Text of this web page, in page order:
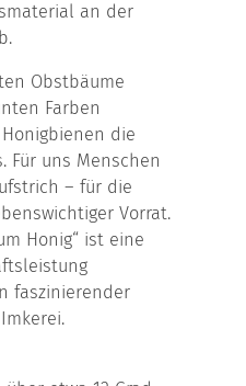
an der
Obstbäume
Farben
die
Für uns Menschen
– für die
Vorrat.
Honig“ ist eine
faszinierender